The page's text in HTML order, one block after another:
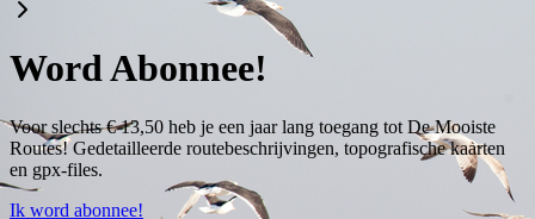
Word Abonnee!
Voor slechts € 13,50 heb je een jaar lang toegang tot De Mooiste
Routes! Gedetailleerde routebeschrijvingen, topografische kaarten
en gpx-files.
Ik word abonnee!